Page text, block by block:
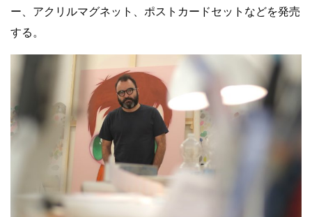
ー、アクリルマグネット、ポストカードセットなどを発売
する。